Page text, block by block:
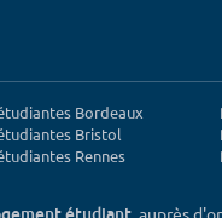
Bordeaux
Bristol
Rennes
, auprès